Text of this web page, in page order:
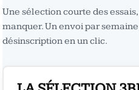
Une sélection courte des
manquer. Un envoi par
désinscription en un clic.